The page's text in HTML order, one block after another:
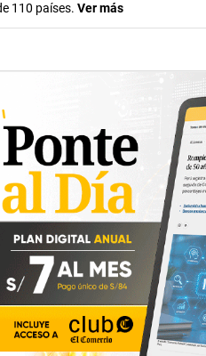
110 países. Ver más